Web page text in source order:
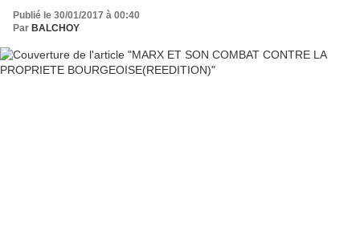
Publié le 30/01/2017 à 00:40
Par BALCHOY